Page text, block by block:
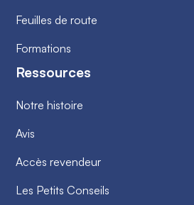
Feuilles de route
Formations
Ressources
Notre histoire
Avis
Accès revendeur
Les Petits Conseils